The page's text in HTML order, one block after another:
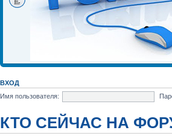
ВХОД
Имя пользователя:
КТО СЕЙЧАС НА